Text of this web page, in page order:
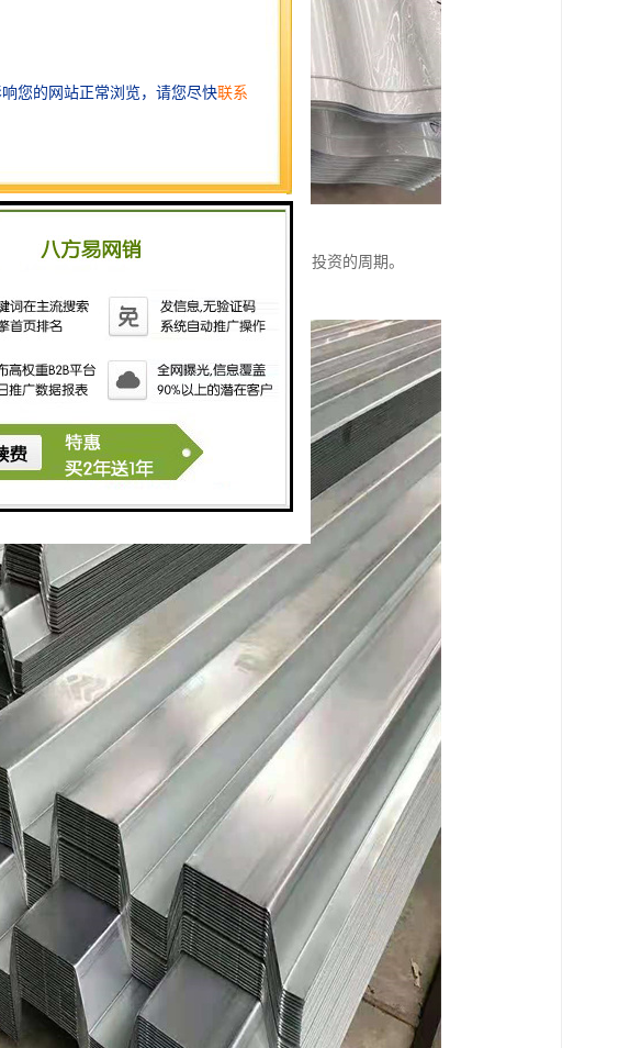
工，这也是大大的提高施工的速度，缩短了投资的周期。